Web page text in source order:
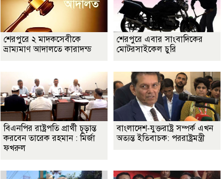
শেরপুরে ২ মাদকসেবীকে
ভ্রাম্যমাণ আদালতে কারাদন্ড
শেরপুরে এবার সাংবাদিকের
মোটরসাইকেল চুরি
বিএনপির রাষ্ট্রপতি প্রার্থী চূড়ান্ত
করবেন তারেক রহমান : মির্জা
ফখরুল
বাংলাদেশ-যুক্তরাষ্ট্র সম্পর্ক এখন
অত্যন্ত ইতিবাচক: পররাষ্ট্রমন্ত্রী